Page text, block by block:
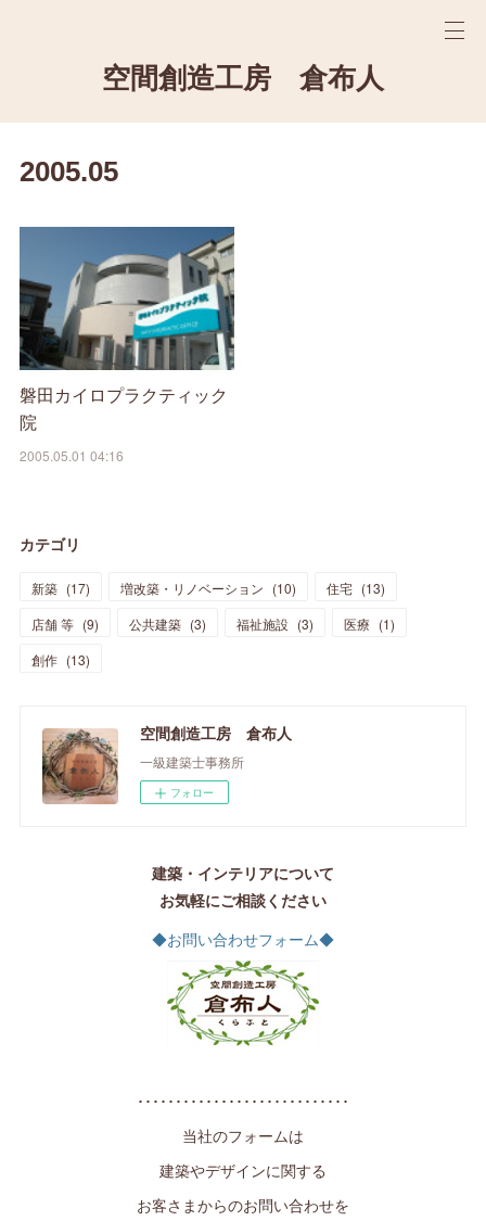
空間創造工房 倉布人
2005.05
磐田カイロプラクティック
院
2005.05.01 04:16
カテゴリ
新築 (17) 増改築・リノベーション (10) 住宅 (13)
店舗 等 (9) 公共建築 (3) 福祉施設 (3) 医療 (1)
創作 (13)
空間創造工房 倉布人
一級建築士事務所
フォロー
建築・インテリアについて
お気軽にご相談ください
◆お問い合わせフォーム◆
････････････････････････････
当社のフォームは
建築やデザインに関する
お客さまからのお問い合わせを